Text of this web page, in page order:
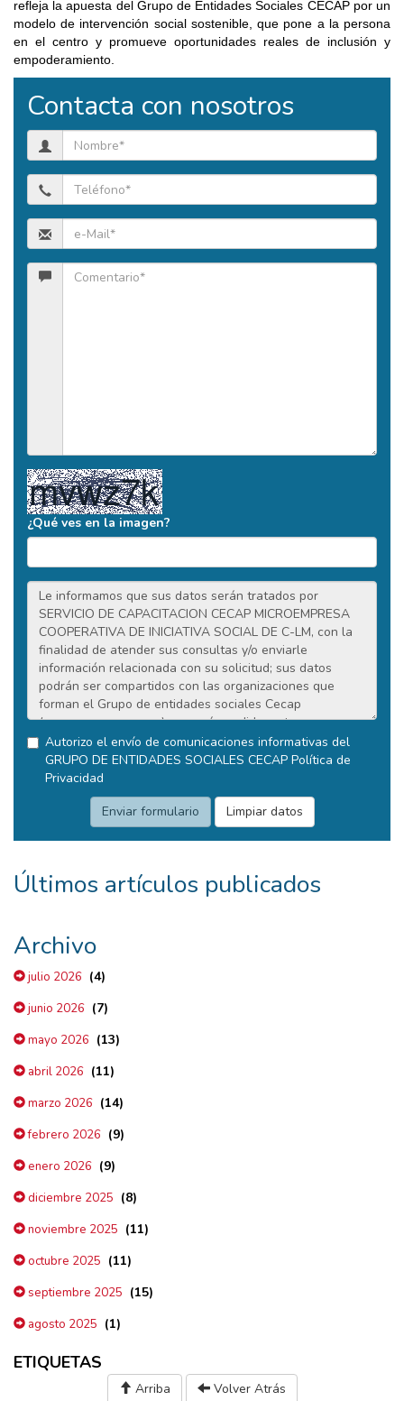
refleja la apuesta del Grupo de Entidades Sociales CECAP por un
modelo de intervención social sostenible, que pone a la persona
en el centro y promueve oportunidades reales de inclusión y
empoderamiento.
Contacta con nosotros
¿Qué ves en la imagen?
Autorizo el envío de comunicaciones informativas del
GRUPO DE ENTIDADES SOCIALES CECAP Política de
Privacidad
Últimos artículos publicados
Archivo
julio 2026 (4)
junio 2026 (7)
mayo 2026 (13)
abril 2026 (11)
marzo 2026 (14)
febrero 2026 (9)
enero 2026 (9)
diciembre 2025 (8)
noviembre 2025 (11)
octubre 2025 (11)
septiembre 2025 (15)
agosto 2025 (1)
ETIQUETAS
Arriba Volver Atrás